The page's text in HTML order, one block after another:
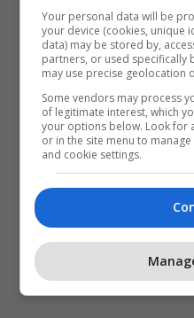
Your personal data will be
your device (cookies, unique
data) may be stored by,
partners, or used specifically
may use precise geolocation
Some vendors may process
of legitimate interest, which
your options below. Look for
or in the site menu to
and cookie settings.